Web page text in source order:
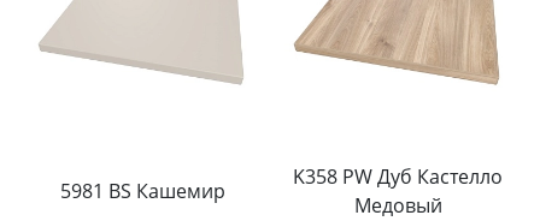
5981 BS Кашемир
K358 PW Дуб Кастелло
Медовый